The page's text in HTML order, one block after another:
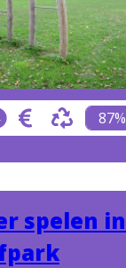
87%
spelen in